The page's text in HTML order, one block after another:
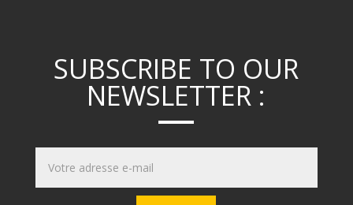
SUBSCRIBE TO OUR
NEWSLETTER :